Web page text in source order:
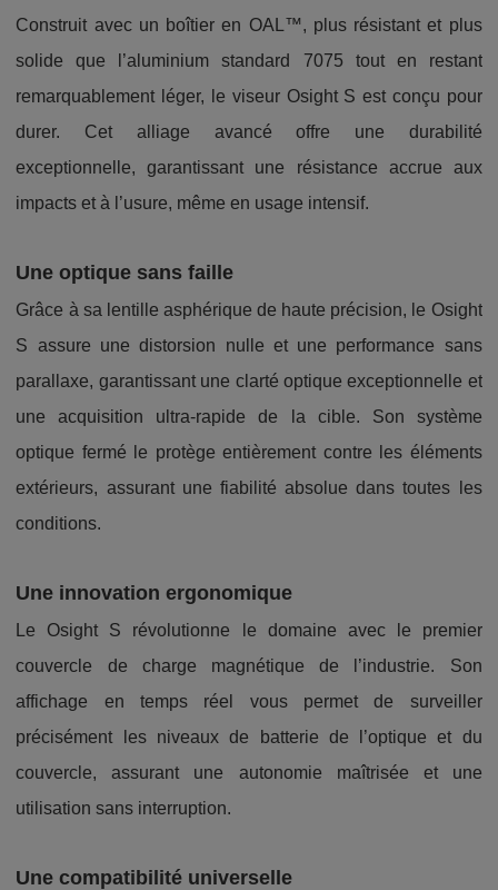
Construit avec un boîtier en OAL™, plus résistant et plus
solide que l’aluminium standard 7075 tout en restant
remarquablement léger, le viseur Osight S est conçu pour
durer. Cet alliage avancé offre une durabilité
exceptionnelle, garantissant une résistance accrue aux
impacts et à l’usure, même en usage intensif.
Une optique sans faille
Grâce à sa lentille asphérique de haute précision, le Osight
S assure une distorsion nulle et une performance sans
parallaxe, garantissant une clarté optique exceptionnelle et
une acquisition ultra-rapide de la cible. Son système
optique fermé le protège entièrement contre les éléments
extérieurs, assurant une fiabilité absolue dans toutes les
conditions.
Une innovation ergonomique
Le Osight S révolutionne le domaine avec le premier
couvercle de charge magnétique de l’industrie. Son
affichage en temps réel vous permet de surveiller
précisément les niveaux de batterie de l’optique et du
couvercle, assurant une autonomie maîtrisée et une
utilisation sans interruption.
Une compatibilité universelle